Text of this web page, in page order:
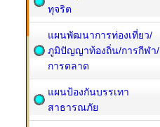
ทุจริต
แผนพัฒนาการท่องเที่ยว/
ภูมิปัญญาท้องถิ่น/การกีฬา/
การตลาด
แผนป้องกันบรรเทา
สาธารณภัย